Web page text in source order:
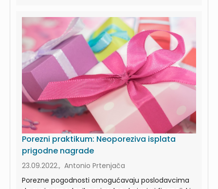
Porezni praktikum: Neoporeziva isplata
prigodne nagrade
23.09.2022., Antonio Prtenjača
Porezne pogodnosti omogućavaju poslodavcima